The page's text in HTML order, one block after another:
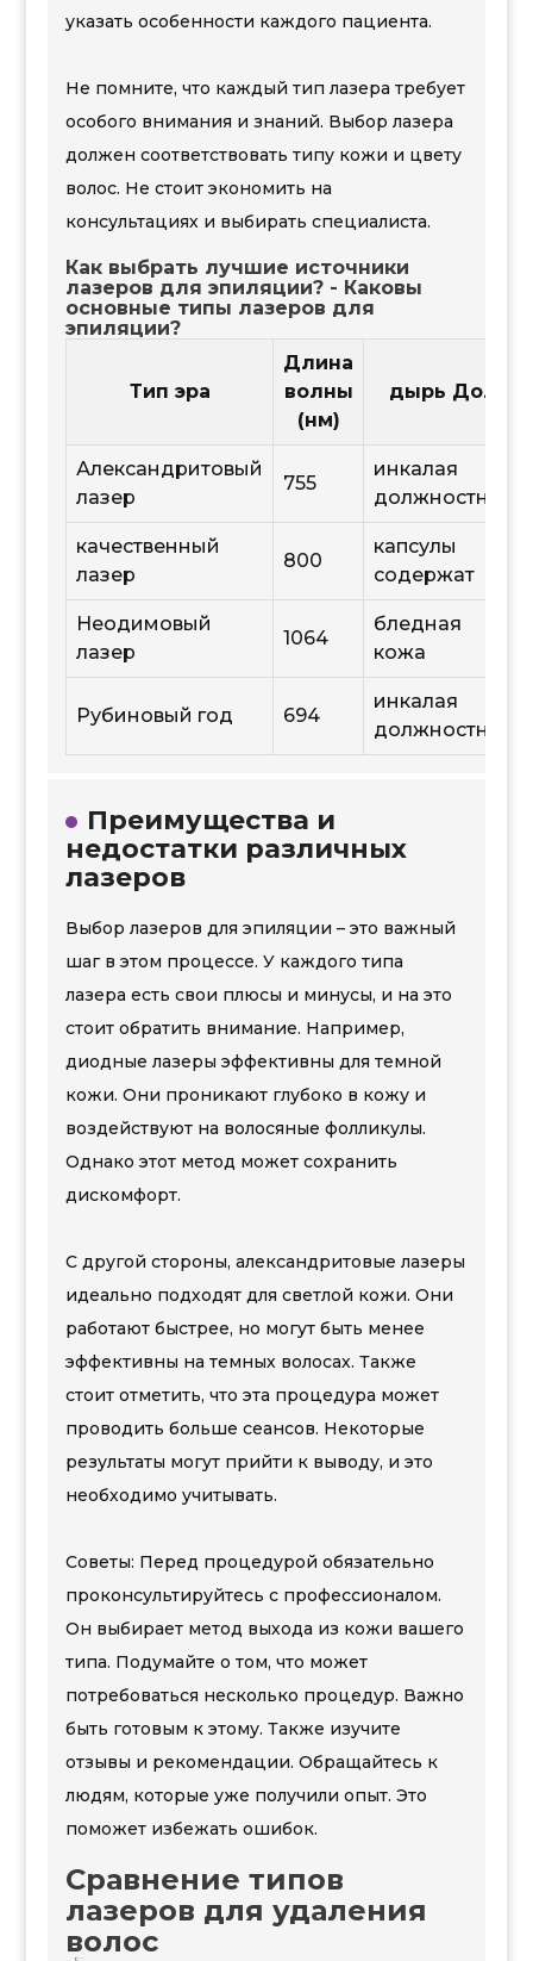
указать особенности каждого пациента.
Не помните, что каждый тип лазера требует
особого внимания и знаний. Выбор лазера
должен соответствовать типу кожи и цвету
волос. Не стоит экономить на
консультациях и выбирать специалиста.
Как выбрать лучшие источники
лазеров для эпиляции? - Каковы
основные типы лазеров для
эпиляции?
Тип эра
Длина
волны
(нм)
дырь Дол
Александритовый
лазер
755
инкалая
должностная
качественный
лазер
800
капсулы
содержат
Неодимовый
лазер
1064
бледная
кожа
Рубиновый год 694
инкалая
должностная
Преимущества и
недостатки различных
лазеров
Выбор лазеров для эпиляции – это важный
шаг в этом процессе. У каждого типа
лазера есть свои плюсы и минусы, и на это
стоит обратить внимание. Например,
диодные лазеры эффективны для темной
кожи. Они проникают глубоко в кожу и
воздействуют на волосяные фолликулы.
Однако этот метод может сохранить
дискомфорт.
С другой стороны, александритовые лазеры
идеально подходят для светлой кожи. Они
работают быстрее, но могут быть менее
эффективны на темных волосах. Также
стоит отметить, что эта процедура может
проводить больше сеансов. Некоторые
результаты могут прийти к выводу, и это
необходимо учитывать.
Советы: Перед процедурой обязательно
проконсультируйтесь с профессионалом.
Он выбирает метод выхода из кожи вашего
типа. Подумайте о том, что может
потребоваться несколько процедур. Важно
быть готовым к этому. Также изучите
отзывы и рекомендации. Обращайтесь к
людям, которые уже получили опыт. Это
поможет избежать ошибок.
Сравнение типов
лазеров для удаления
волос